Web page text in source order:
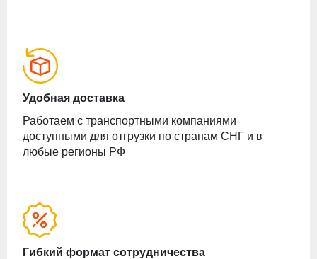
Удобная доставка
Работаем с транспортными компаниями
доступными для отгрузки по странам СНГ и в
любые регионы РФ
Гибкий формат сотрудничества